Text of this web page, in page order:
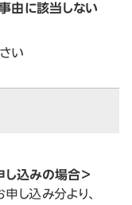
由に該当しない
い
し込みの場合＞
し込み分より、